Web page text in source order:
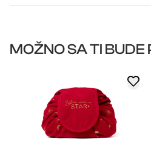
MOŽNO SA TI BUDE